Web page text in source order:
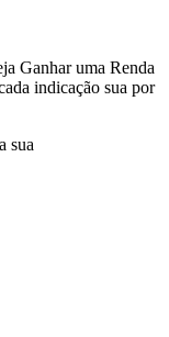
Ganhar uma Renda
indicação sua por
sua